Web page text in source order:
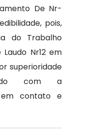
De Nr-
pois,
do Trabalho
Nr12 em
superioridade
com a
em contato e